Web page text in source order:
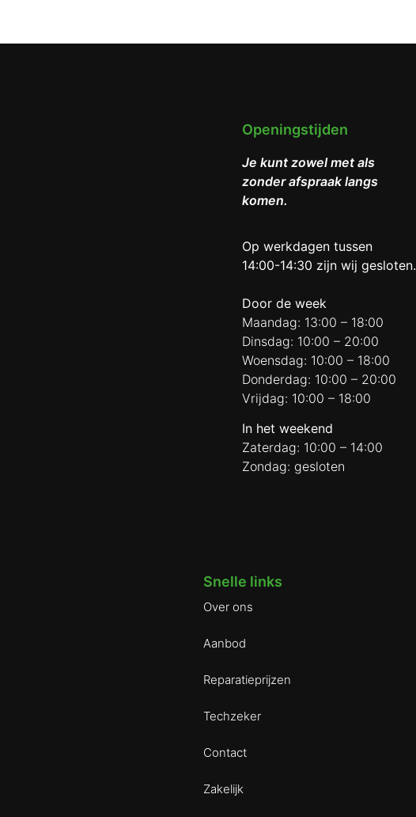
Openingstijden
Je kunt zowel met als
zonder afspraak langs
komen.
Op werkdagen tussen
14:00-14:30 zijn wij gesloten.
Door de week
Maandag: 13:00 – 18:00
Dinsdag: 10:00 – 20:00
Woensdag: 10:00 – 18:00
Donderdag: 10:00 – 20:00
Vrijdag: 10:00 – 18:00
In het weekend
Zaterdag: 10:00 – 14:00
Zondag: gesloten
Snelle links
Over ons
Aanbod
Reparatieprijzen
Techzeker
Contact
Zakelijk